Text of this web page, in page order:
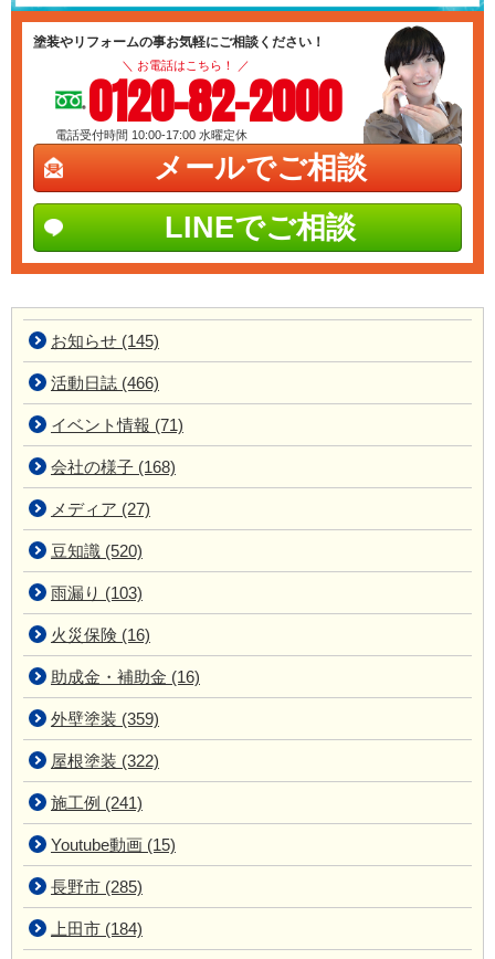
塗装やリフォームの事お気軽にご相談ください！
＼ お電話はこちら！ ／
0120-82-2000
電話受付時間 10:00-17:00 水曜定休
メールでご相談
LINEでご相談
お知らせ (145)
活動日誌 (466)
イベント情報 (71)
会社の様子 (168)
メディア (27)
豆知識 (520)
雨漏り (103)
火災保険 (16)
助成金・補助金 (16)
外壁塗装 (359)
屋根塗装 (322)
施工例 (241)
Youtube動画 (15)
長野市 (285)
上田市 (184)